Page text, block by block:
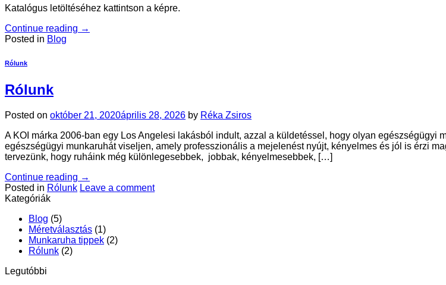
Katalógus letöltéséhez kattintson a képre.
Continue reading →
Posted in Blog
Rólunk
Rólunk
Posted on október 21, 2020április 28, 2026 by Réka Zsiros
A KOI márka 2006-ban egy Los Angelesi lakásból indult, azzal a küldetéssel, hogy olyan egészségügyi
egészségügyi munkaruhát viseljen, amely professzionális a mejelenést nyújt, kényelmes és jól is érzi
tervezünk, hogy ruháink még különlegesebbek, jobbak, kényelmesebbek, […]
Continue reading →
Posted in Rólunk Leave a comment
Kategóriák
Blog (5)
Méretválasztás (1)
Munkaruha tippek (2)
Rólunk (2)
Legutóbbi